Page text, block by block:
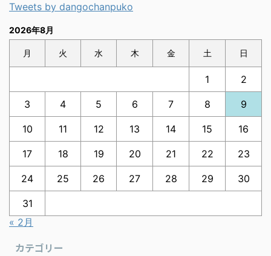
Tweets by dangochanpuko
2026年8月
月 火 水 木 金 土 日
1 2
3 4 5 6 7 8 9
10 11 12 13 14 15 16
17 18 19 20 21 22 23
24 25 26 27 28 29 30
31
« 2月
カテゴリー